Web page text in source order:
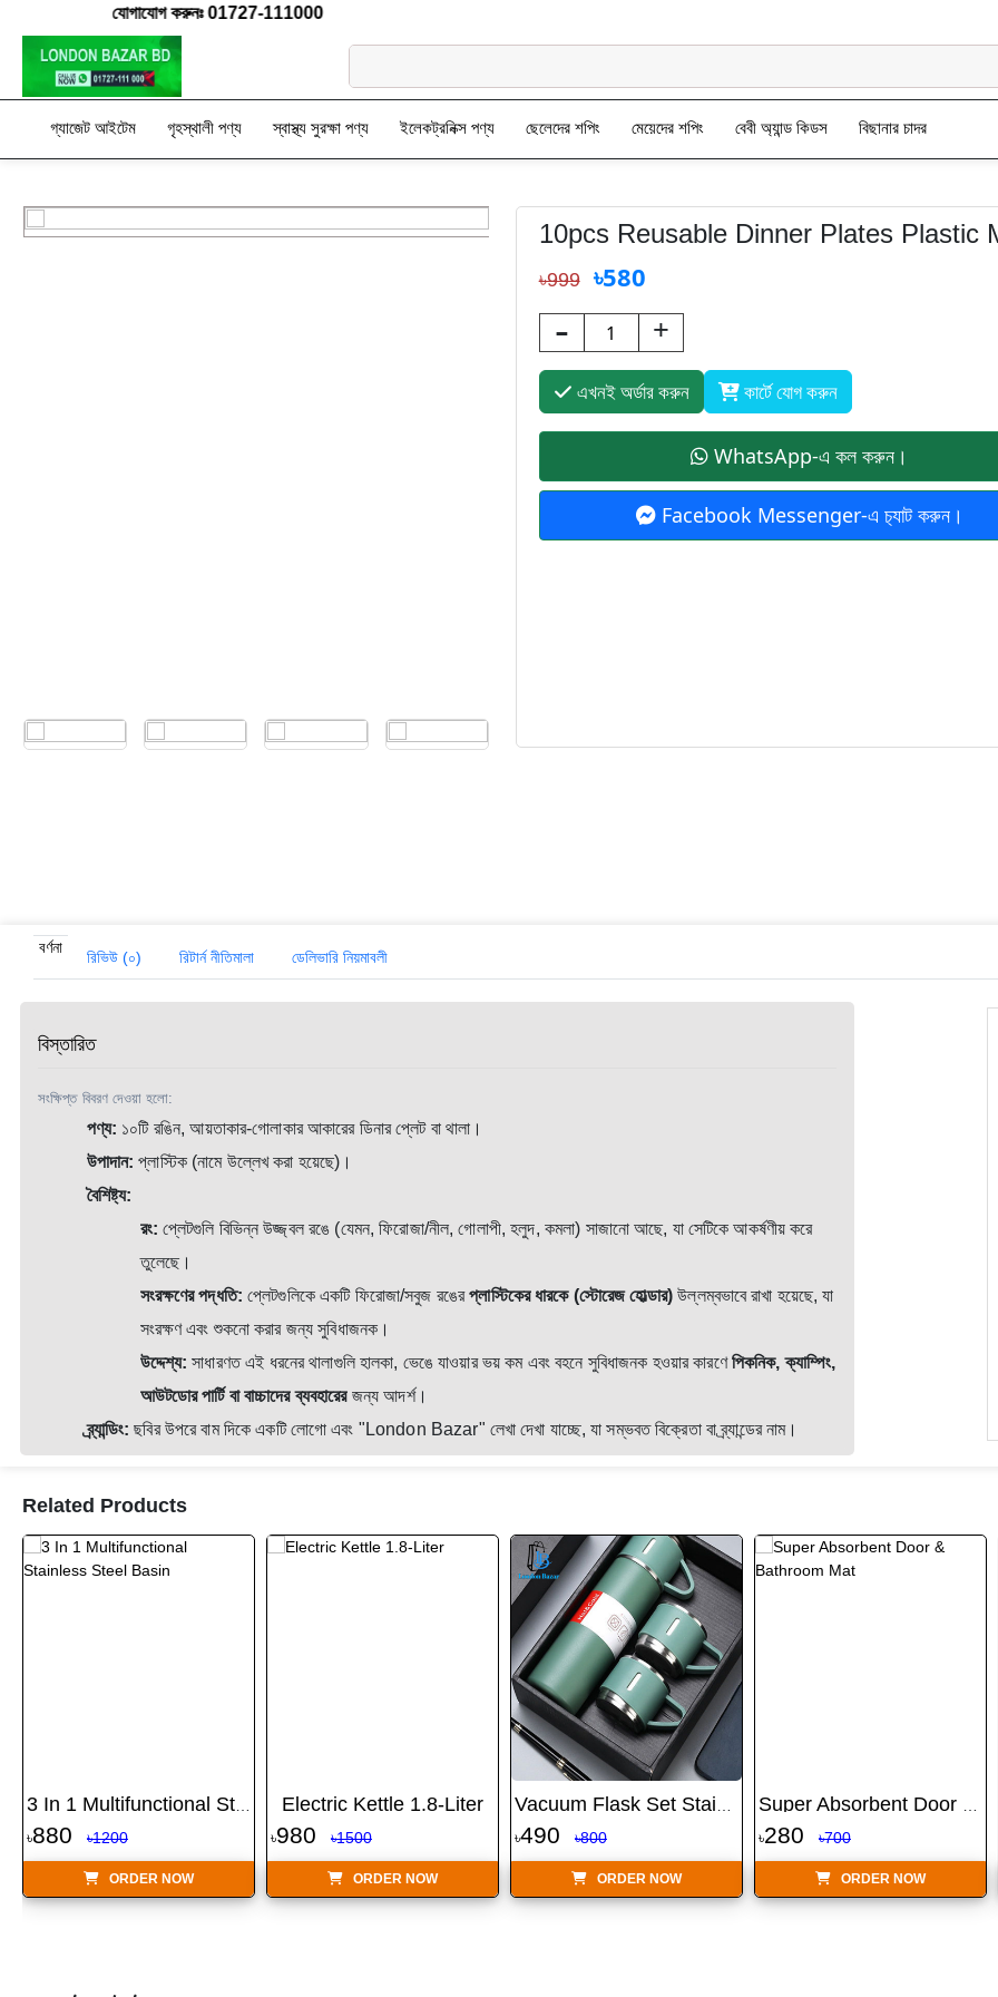
প্রয়োজনে যোগাযোগ করুনঃ 01727-111000
গ্যাজেট আইটেম গৃহস্থালী পণ্য স্বাস্থ্য সুরক্ষা পণ্য ইলেকট্রনিক্স পণ্য ছেলেদের শপিং মেয়েদের শপিং বেবী অ্যান্ড কিডস বিছানার চাদর
10pcs Reusable Dinner Plates Plastic
৳999 ৳580
- +
এখনই অর্ডার করুন কার্টে যোগ করুন
WhatsApp-এ কল করুন।
Facebook Messenger-এ চ‍্যাট করুন।
বর্ণনা
রিভিউ (০) রিটার্ন নীতিমালা ডেলিভারি নিয়মাবলী
বিস্তারিত
সংক্ষিপ্ত বিবরণ দেওয়া হলো:
পণ্য: ১০টি রঙিন, আয়তাকার-গোলাকার আকারের ডিনার প্লেট বা থালা।
উপাদান: প্লাস্টিক (নামে উল্লেখ করা হয়েছে)।
বৈশিষ্ট্য:
রং: প্লেটগুলি বিভিন্ন উজ্জ্বল রঙে (যেমন, ফিরোজা/নীল, গোলাপী, হলুদ, কমলা) সাজানো আছে, যা সেটিকে আকর্ষণীয় করে
তুলেছে।
সংরক্ষণের পদ্ধতি: প্লেটগুলিকে একটি ফিরোজা/সবুজ রঙেরপ্লাস্টিকের ধারকে (স্টোরেজ হোল্ডার) উল্লম্বভাবে রাখা হয়েছে, যা
সংরক্ষণ এবং শুকনো করার জন্য সুবিধাজনক।
উদ্দেশ্য: সাধারণত এই ধরনের থালাগুলি হালকা, ভেঙে যাওয়ার ভয় কম এবং বহনে সুবিধাজনক হওয়ার কারণেপিকনিক, ক্যাম্পিং,
আউটডোর পার্টি বা বাচ্চাদের ব্যবহারেরজন্য আদর্শ।
ব্র্যান্ডিং: ছবির উপরে বাম দিকে একটি লোগো এবং "London Bazar" লেখা দেখা যাচ্ছে, যা সম্ভবত বিক্রেতা বা ব্র্যান্ডের নাম।
Related Products
৳880 ৳1200
ORDER NOW
Electric Kettle 1.8-Liter
৳980 ৳1500
ORDER NOW
৳490 ৳800
ORDER NOW
৳280 ৳700
ORDER NOW